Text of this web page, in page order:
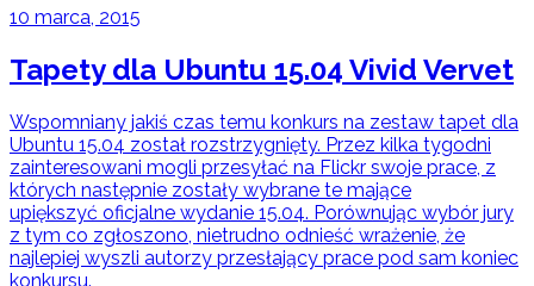
10 marca, 2015
Tapety dla Ubuntu 15.04 Vivid Vervet
Wspomniany jakiś czas temu konkurs na zestaw tapet dla
Ubuntu 15.04 został rozstrzygnięty. Przez kilka tygodni
zainteresowani mogli przesyłać na Flickr swoje prace, z
których następnie zostały wybrane te mające
upiększyć oficjalne wydanie 15.04. Porównując wybór jury
z tym co zgłoszono, nietrudno odnieść wrażenie, że
najlepiej wyszli autorzy przesłający prace pod sam koniec
konkursu.